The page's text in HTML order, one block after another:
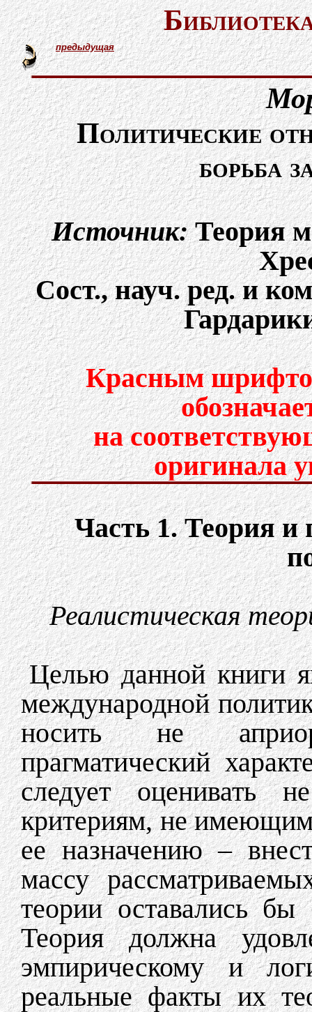
предыдущая
Политические
борьба
Источник:Теория
Сост., науч. ред. и
Красным
на
оригинала
Часть 1. Теория и
Реалистическая
Целью данной книги
международной
носить не
прагматический
следует оценивать
критериям, не
ее назначению –
массу
теории оставались
Теория должна
эмпирическому и
реальные факты их